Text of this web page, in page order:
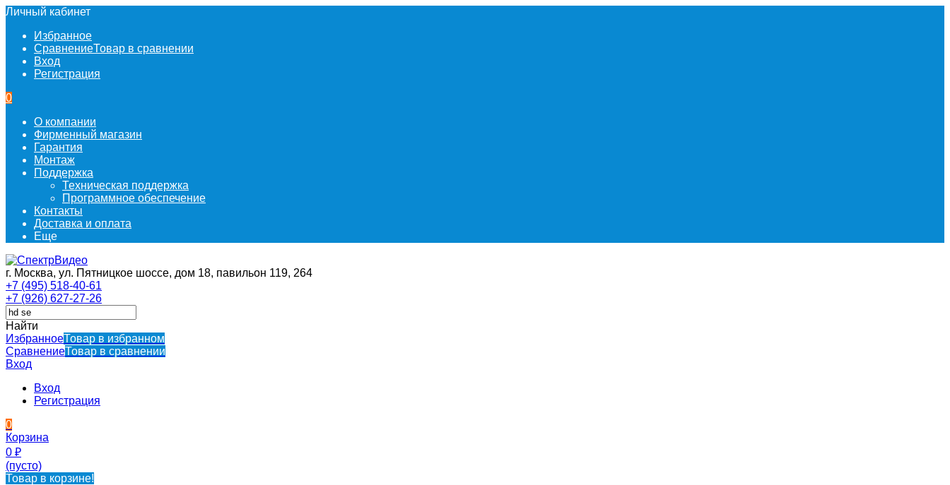
Личный кабинет
Избранное
СравнениеТовар в сравнении
Вход
Регистрация
0
О компании
Фирменный магазин
Гарантия
Монтаж
Поддержка
Техническая поддержка
Программное обеспечение
Контакты
Доставка и оплата
Еще
г. Москва, ул. Пятницкое шоссе, дом 18, павильон 119, 264
+7 (495) 518-40-61
+7 (926) 627-27-26
Найти
ИзбранноеТовар в избранном
СравнениеТовар в сравнении
Вход
Вход
Регистрация
0
Корзина
0 ₽
(пусто)
Товар в корзине!